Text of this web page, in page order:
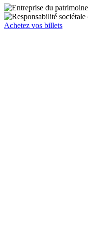
Achetez vos billets